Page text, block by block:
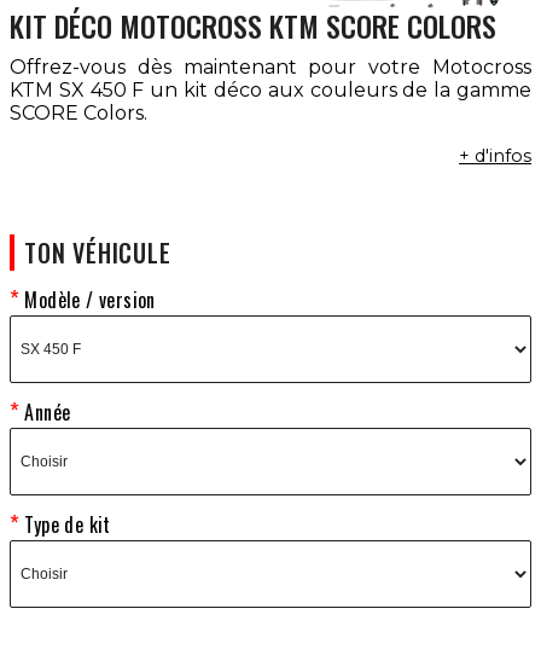
KIT DÉCO MOTOCROSS KTM SCORE COLORS
Offrez-vous dès maintenant pour votre Motocross
KTM SX 450 F un kit déco aux couleurs de la gamme
SCORE Colors.
+ d'infos
TON VÉHICULE
Modèle / version
Année
Type de kit